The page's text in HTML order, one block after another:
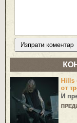
Hills
от
И